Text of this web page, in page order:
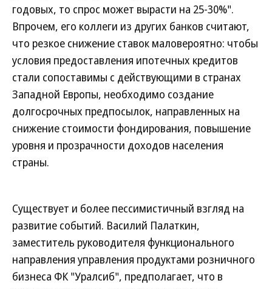
годовых, то спрос может вырасти на 25-30%".
Впрочем, его коллеги из других банков считают,
что резкое снижение ставок маловероятно: чтобы
условия предоставления ипотечных кредитов
стали сопоставимы с действующими в странах
Западной Европы, необходимо создание
долгосрочных предпосылок, направленных на
снижение стоимости фондирования, повышение
уровня и прозрачности доходов населения
страны.
Существует и более пессимистичный взгляд на
развитие событий. Василий Палаткин,
заместитель руководителя функционального
направления управления продуктами розничного
бизнеса ФК "Уралсиб", предполагает, что в